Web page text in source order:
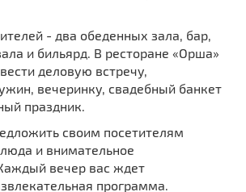
- два обеденных зала, бар,
и бильярд. В ресторане «Орша»
деловую встречу,
вечеринку, свадебный банкет
праздник.
своим посетителям
и внимательное
вечер вас ждет
программа.